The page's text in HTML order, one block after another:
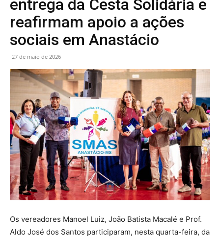
entrega da Cesta Solidária e
reafirmam apoio a ações
sociais em Anastácio
27 de maio de 2026
Os vereadores Manoel Luiz, João Batista Macalé e Prof.
Aldo José dos Santos participaram, nesta quarta-feira, da